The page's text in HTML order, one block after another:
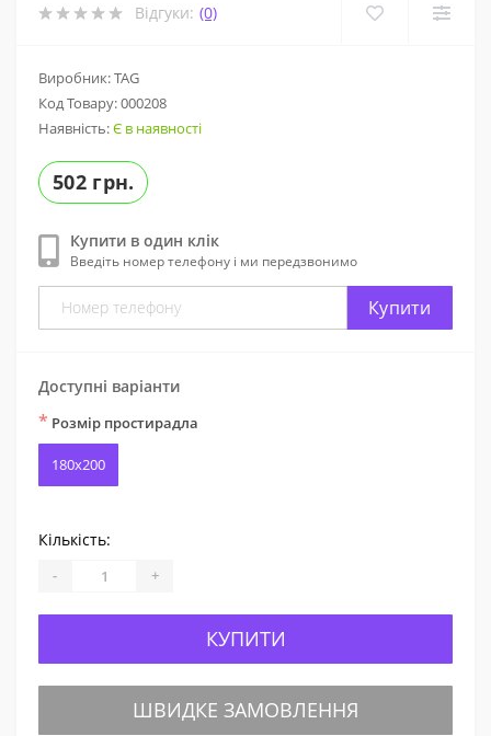
Відгуки: (0)
Виробник: TAG
Код Товару:000208
Наявність:Є в наявності
502 грн.
Купити в один клік
Введіть номер телефону і ми передзвонимо
Купити
Доступні варіанти
* Розмір простирадла
180х200
Кількість:
- +
КУПИТИ
ШВИДКЕ ЗАМОВЛЕННЯ